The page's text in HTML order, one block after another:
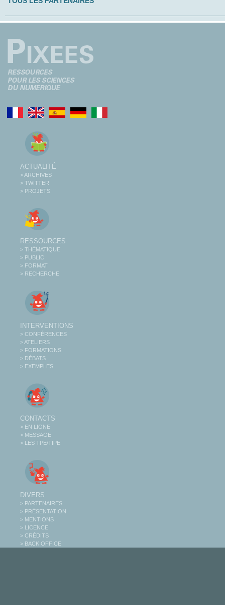
ACTUALITÉ
> ARCHIVES
> TWITTER
> PROJETS
RESSOURCES
> THÉMATIQUE
> PUBLIC
> FORMAT
> RECHERCHE
INTERVENTIONS
> CONFÉRENCES
> ATELIERS
> FORMATIONS
> DÉBATS
> EXEMPLES
CONTACTS
> EN LIGNE
> MESSAGE
> LES TPE/TIPE
DIVERS
> PARTENAIRES
> PRÉSENTATION
> MENTIONS
> LICENCE
> CRÉDITS
> BACK OFFICE